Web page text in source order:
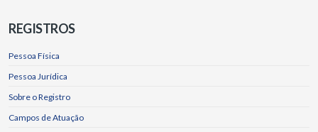
REGISTROS
Pessoa Física
Pessoa Jurídica
Sobre o Registro
Campos de Atuação